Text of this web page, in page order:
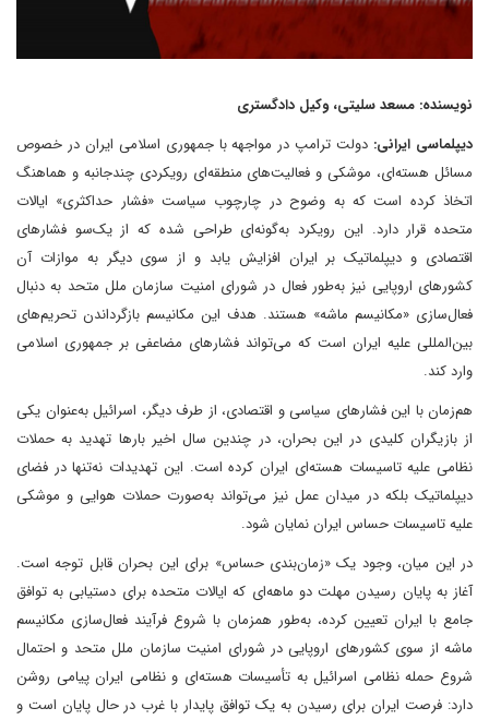
نویسنده: مسعد سلیتی، وکیل دادگستری
دیپلماسی ایرانی: دولت ترامپ در مواجهه با جمهوری اسلامی ایران در خصوص
مسائل هسته‌ای، موشکی و فعالیت‌های منطقه‌ای رویکردی چندجانبه و هماهنگ
اتخاذ کرده است که به وضوح در چارچوب سیاست «فشار حداکثری» ایالات
متحده قرار دارد. این رویکرد به‌گونه‌ای طراحی شده که از یک‌سو فشارهای
اقتصادی و دیپلماتیک بر ایران افزایش یابد و از سوی دیگر به موازات آن
کشورهای اروپایی نیز به‌طور فعال در شورای امنیت سازمان ملل متحد به دنبال
فعال‌سازی «مکانیسم ماشه» هستند. هدف این مکانیسم بازگرداندن تحریم‌های
بین‌المللی علیه ایران است که می‌تواند فشارهای مضاعفی بر جمهوری اسلامی
وارد کند.
هم‌زمان با این فشارهای سیاسی و اقتصادی، از طرف دیگر، اسرائیل به‌عنوان یکی
از بازیگران کلیدی در این بحران، در چندین سال اخیر بارها تهدید به حملات
نظامی علیه تاسیسات هسته‌ای ایران کرده است. این تهدیدات نه‌تنها در فضای
دیپلماتیک بلکه در میدان عمل نیز می‌تواند به‌صورت حملات هوایی و موشکی
علیه تاسیسات حساس ایران نمایان شود.
در این میان، وجود یک «زمان‌بندی حساس» برای این بحران قابل توجه است.
آغاز به پایان رسیدن مهلت دو ماهه‌ای که ایالات متحده برای دستیابی به توافق
جامع با ایران تعیین کرده، به‌طور همزمان با شروع فرآیند فعال‌سازی مکانیسم
ماشه از سوی کشورهای اروپایی در شورای امنیت سازمان ملل متحد و احتمال
شروع حمله نظامی اسرائیل به تأسیسات هسته‌ای و نظامی ایران پیامی روشن
دارد: فرصت ایران برای رسیدن به یک توافق پایدار با غرب در حال پایان است و